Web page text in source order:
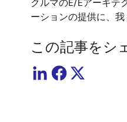
クルマのE/Eアーキテ
ーションの提供に、
この記事をシ